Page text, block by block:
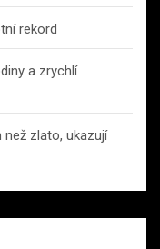
rekord
a zrychlí
než zlato, ukazují